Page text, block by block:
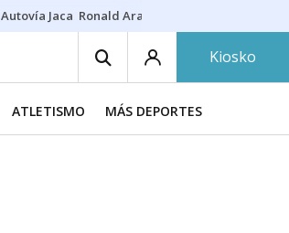
Autovía Jaca Ronald Araújo
Kiosko
ATLETISMO MÁS DEPORTES